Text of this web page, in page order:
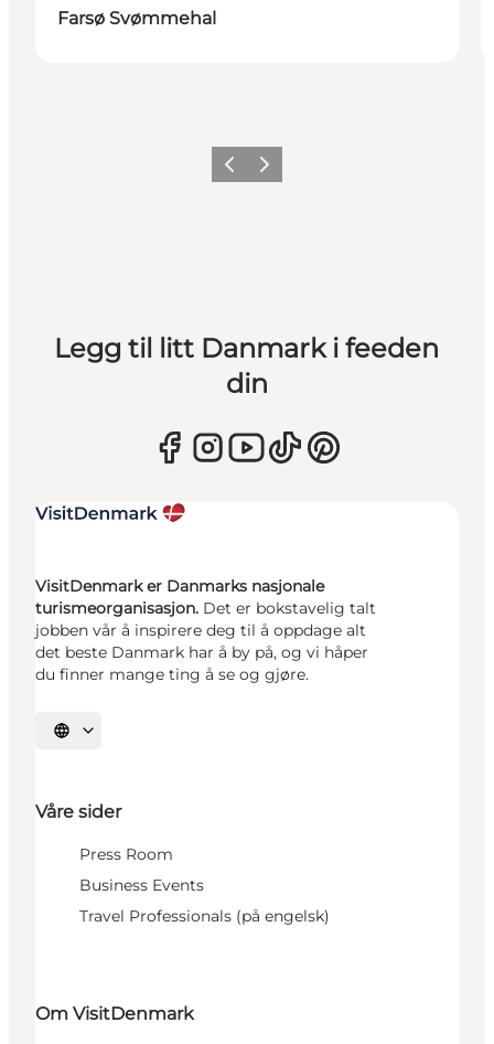
Farsø Svømmehal
ForrigeNeste
Legg til litt Danmark i feeden
din
VisitDenmark er Danmarks nasjonale
turismeorganisasjon. Det er bokstavelig talt
jobben vår å inspirere deg til å oppdage alt
det beste Danmark har å by på, og vi håper
du finner mange ting å se og gjøre.
Velg språk
Våre sider
Press Room
Business Events
Travel Professionals (på engelsk)
Om VisitDenmark